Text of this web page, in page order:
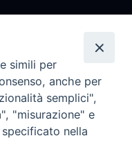
simili per
anche per
semplici",
"misurazione" e
nella